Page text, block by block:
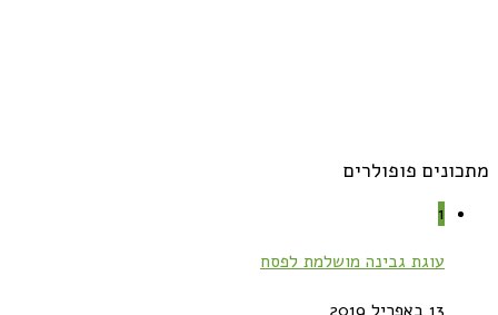
מתכונים פופולרים
1
עוגת גבינה מושלמת לפסח